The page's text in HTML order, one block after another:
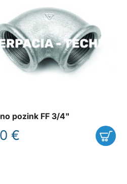
pozink FF 3/4"
€